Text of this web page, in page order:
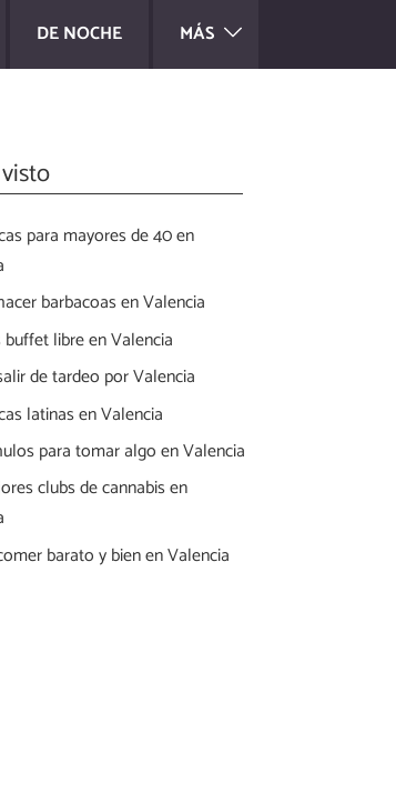
DE NOCHE MÁS
para mayores de 40 en
barbacoas en Valencia
libre en Valencia
de tardeo por Valencia
latinas en Valencia
para tomar algo en Valencia
clubs de cannabis en
barato y bien en Valencia